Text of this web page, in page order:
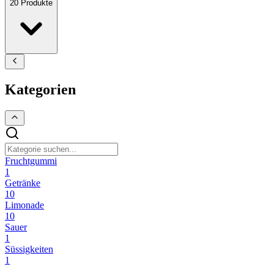
20 Produkte
Kategorien
Fruchtgummi
1
Getränke
10
Limonade
10
Sauer
1
Süssigkeiten
1